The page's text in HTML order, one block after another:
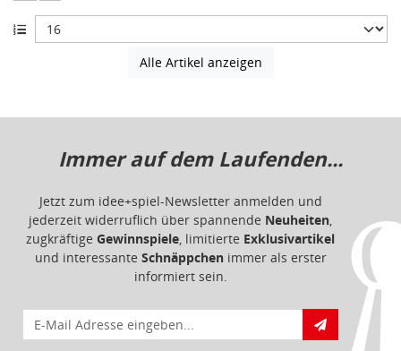
Alle Artikel anzeigen
Immer auf dem Laufenden...
Jetzt zum idee+spiel-Newsletter anmelden und
jederzeit widerruflich über spannende Neuheiten,
zugkräftige Gewinnspiele, limitierte Exklusivartikel
und interessante Schnäppchenimmer als erster
informiert sein.
E-Mail für Newsletteranmeldung